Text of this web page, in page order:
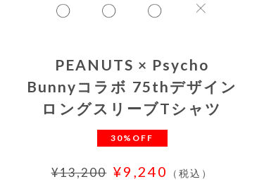
PEANUTS × Psycho
Bunnyコラボ 75thデザイン
ロングスリーブTシャツ
30%OFF
¥13,200 ¥9,240 （税込）